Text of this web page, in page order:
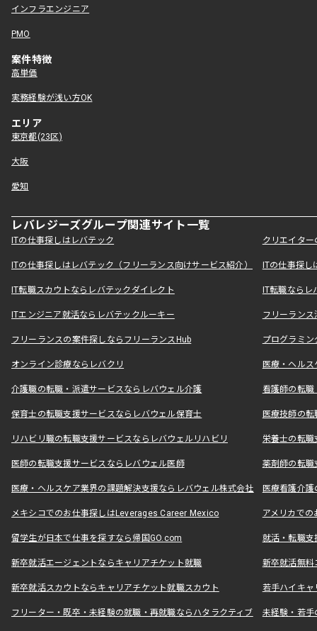
インフラエンジニア
PMO
案件特徴
高単価
実務経験が浅い方OK
エリア
東京都(23区)
大阪
愛知
レバレジーズグループ関連サイト一覧
ITの仕事探しはレバテック クリエイタ
ITの仕事探しはレバテック（フリーランス向けサービス紹介） ITの仕事探
IT転職スカウトならレバテックダイレクト IT転職なら
ITエンジニア就活ならレバテックルーキー フリーラン
フリーランスの案件探しならフリーランスHub プログラミ
オンライン診療ならレバクリ 医療・ヘル
介護職の転職・派遣サービスならレバウェル介護 看護師の転
保育士の転職支援サービスならレバウェル保育士 医療技師の
リハビリ職の転職支援サービスならレバウェルリハビリ 栄養士の転
医師の転職支援サービスならレバウェル医師 薬剤師の転
医療・ヘルスケア業界の課題解決支援ならレバウェル株式会社 医療看護介
メキシコでのお仕事探しはLeverages Career Mexico アメリカで
留学生が日本で仕事を探すなら帰国GO.com 就活・転職
新卒就活エージェントならキャリアチケット就職 新卒就活無料
新卒就活スカウトならキャリアチケット就職スカウト 若手ハイキ
フリーター・既卒・未経験の就職・再就職ならハタラクティブ 未経験・若手